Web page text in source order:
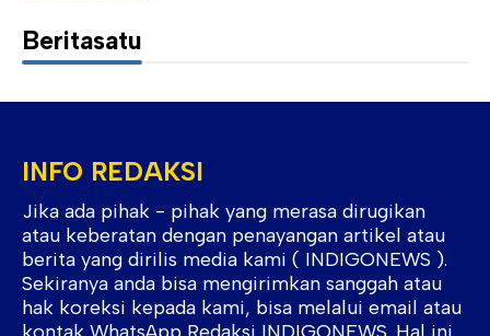
Beritasatu
INFO REDAKSI
Jika ada pihak - pihak yang merasa dirugikan
atau keberatan dengan penayangan artikel atau
berita yang dirilis media kami ( INDIGONEWS ).
Sekiranya anda bisa mengirimkan sanggah atau
hak koreksi kepada kami, bisa melalui email atau
kontak WhatsApp Redaksi INDIGONEWS. Hal ini,